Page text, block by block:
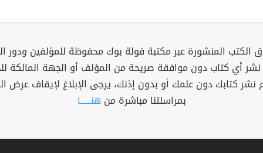
الكتب المنشورة عبر مكتبة فولة بوك محفوظة للمؤلفين ودور
نشر أي كتاب دون موافقة صريحة من المؤلف أو الجهة المالكة
نشر كتابك دون علمك أو بدون إذنك، يرجى الإبلاغ لإيقاف عرض
بمراسلتنا مباشرة من هنــــــا